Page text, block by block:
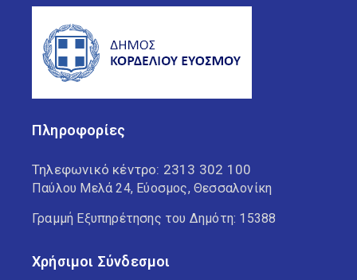
Πληροφορίες
Τηλεφωνικό κέντρο: 2313 302 100
Παύλου Μελά 24, Εύοσμος, Θεσσαλονίκη
Γραμμή Εξυπηρέτησης του Δημότη: 15388
Χρήσιμοι Σύνδεσμοι